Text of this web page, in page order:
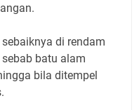
di rendam
batu alam
bila ditempel